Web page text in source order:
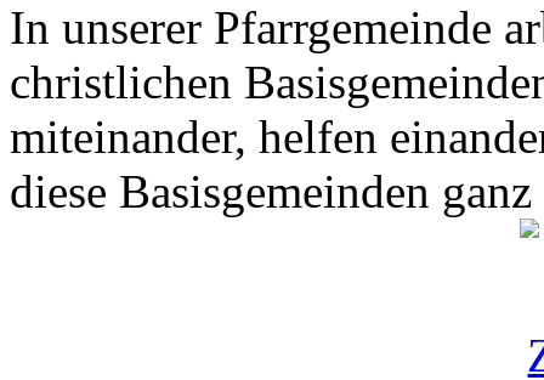
In unserer Pfarrgemeinde
christlichen
miteinander, helfen
diese Basisgemeinden